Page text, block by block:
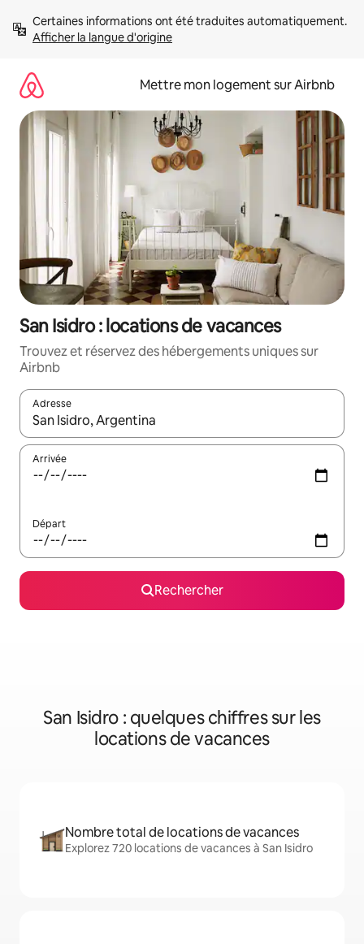
directement
Afficher la langue d'origine
Mettre mon logement sur Airbnb
San Isidro : locations de vacances
Trouvez et réservez des hébergements uniques sur
Airbnb
Adresse
Lorsque les résultats s'affichent, utilisez les flèches vers le
Arrivée
Départ
Rechercher
San Isidro : quelques chiffres sur les
locations de vacances
Nombre total de locations de vacances
Explorez 720 locations de vacances à San Isidro